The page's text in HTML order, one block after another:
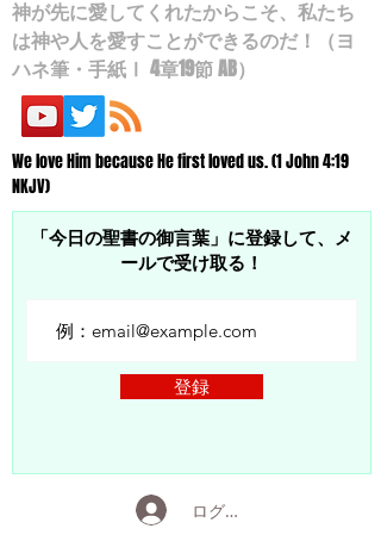
神が先に愛してくれたからこそ、私たち
は神や人を愛すことができるのだ！（ヨ
ハネ筆・手紙Ⅰ 4章19節 AB）
We love Him because He first loved us. (1 John 4:19
NKJV)
「今日の聖書の御言葉」に登録して、メ
ールで受け取る！
登録
ログイン